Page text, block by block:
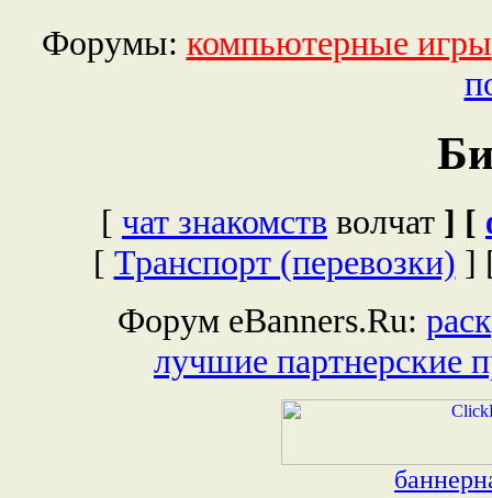
Форумы: компьютерные игры
[ чат знакомств волчат ] [
[ Транспорт (перевозки) ]
Форум eBanners.Ru:
лучшие партнерские